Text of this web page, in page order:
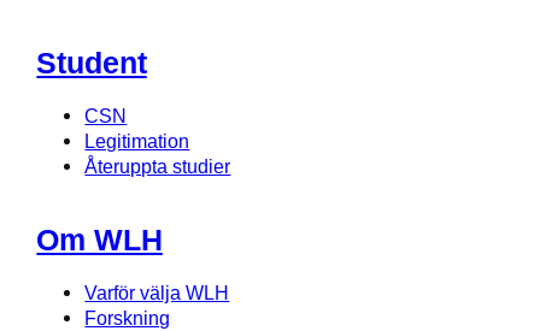
Student
CSN
Legitimation
Återuppta studier
Om WLH
Varför välja WLH
Forskning